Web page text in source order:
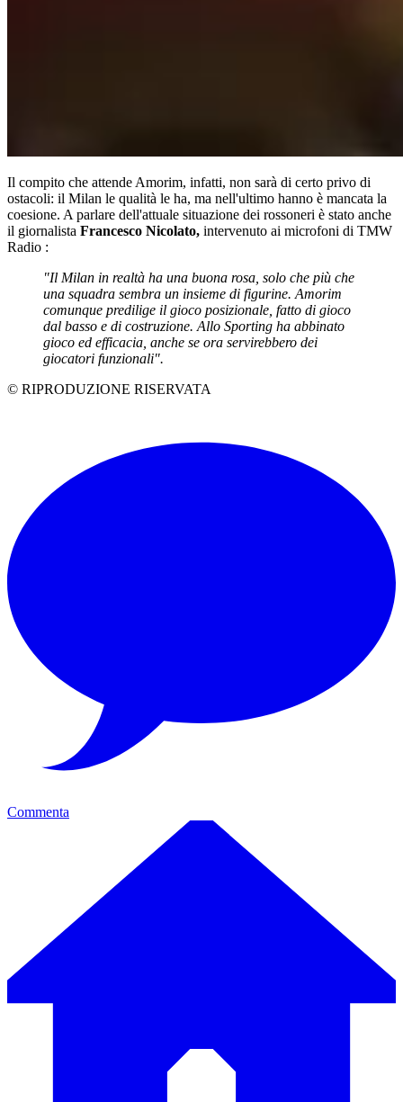
Il compito che attende Amorim, infatti, non sarà di certo privo di
ostacoli: il Milan le qualità le ha, ma nell'ultimo hanno è mancata la
coesione. A parlare dell'attuale situazione dei rossoneri è stato anche
il giornalista Francesco Nicolato, intervenuto ai microfoni di TMW
Radio :
"Il Milan in realtà ha una buona rosa, solo che più che
una squadra sembra un insieme di figurine. Amorim
comunque predilige il gioco posizionale, fatto di gioco
dal basso e di costruzione. Allo Sporting ha abbinato
gioco ed efficacia, anche se ora servirebbero dei
giocatori funzionali".
© RIPRODUZIONE RISERVATA
Commenta